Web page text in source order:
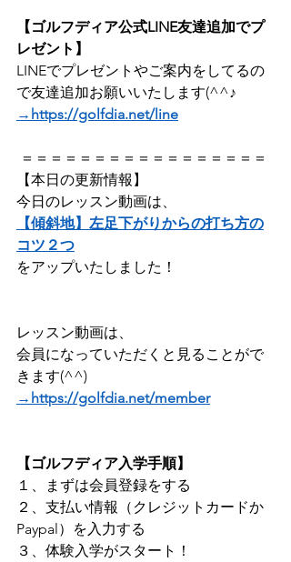
【ゴルフディア公式LINE友達追加でプ
レゼント】
LINEでプレゼントやご案内をしてるの
で友達追加お願いいたします(^^♪
→https://golfdia.net/line
＝＝＝＝＝＝＝＝＝＝＝＝＝＝＝＝＝
【本日の更新情報】
今日のレッスン動画は、
【傾斜地】左足下がりからの打ち方の
コツ２つ
をアップいたしました！
レッスン動画は、
会員になっていただくと見ることがで
きます(^^)
→https://golfdia.net/member
【ゴルフディア入学手順】
１、まずは会員登録をする ​
２、支払い情報（クレジットカードか
Paypal）を入力する
３、体験入学がスタート！